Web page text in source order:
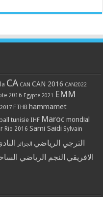
CA CAN CAN 2016 CAN2022
2016 Egypte 2021 EMM
FTHB hammamet
tunisie IHF Maroc mondial
Rio 2016 Sami Saidi Sylvain
الترجي الرياضي الجزائر
الافريقي النجم الرياضي